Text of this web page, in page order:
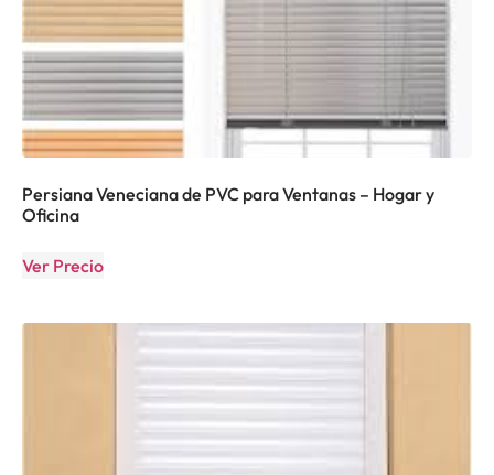
Persiana Veneciana de PVC para Ventanas – Hogar y
Oficina
Ver Precio